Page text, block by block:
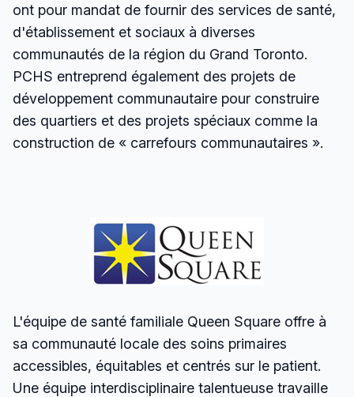
ont pour mandat de fournir des services de santé,
d'établissement et sociaux à diverses
communautés de la région du Grand Toronto.
PCHS entreprend également des projets de
développement communautaire pour construire
des quartiers et des projets spéciaux comme la
construction de « carrefours communautaires ».
L'équipe de santé familiale Queen Square offre à
sa communauté locale des soins primaires
accessibles, équitables et centrés sur le patient.
Une équipe interdisciplinaire talentueuse travaille